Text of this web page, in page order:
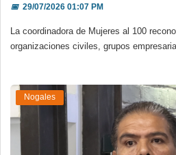
📅29/07/2026 01:07 PM
La coordinadora de Mujeres al 100
organizaciones civiles, grupos
Nogales